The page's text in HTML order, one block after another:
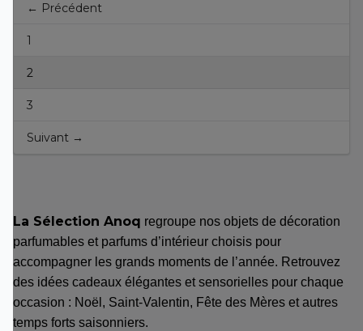
← Précédent
1
2
3
Suivant →
La Sélection Anoq regroupe nos objets de décoration
parfumables et parfums d’intérieur choisis pour
accompagner les grands moments de l’année. Retrouvez
des idées cadeaux élégantes et sensorielles pour chaque
occasion : Noël, Saint-Valentin, Fête des Mères et autres
temps forts saisonniers.